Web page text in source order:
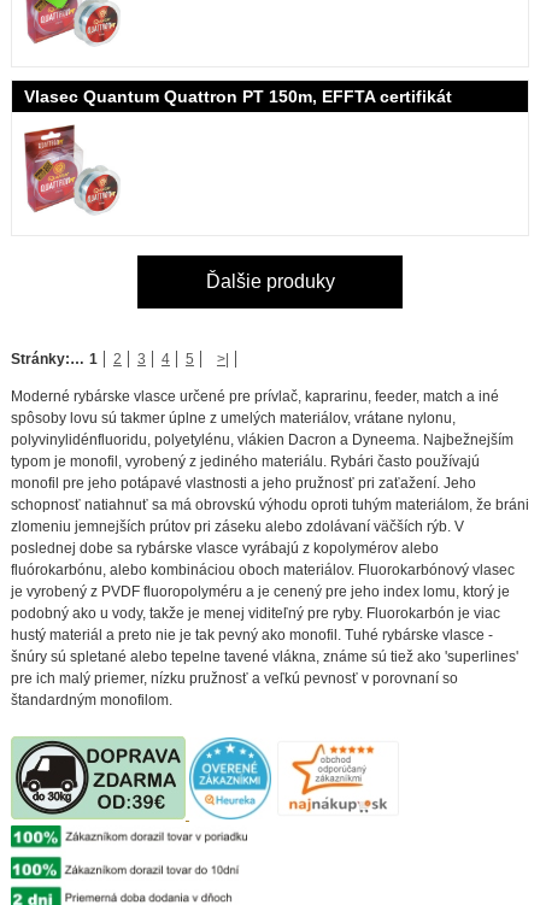
Vlasec Quantum Quattron PT 150m, EFFTA certifikát
Ďalšie produky
Stránky: 1 2 3 4 5
… >|
Moderné rybárske vlasce určené pre prívlač, kaprarinu, feeder, match a iné
spôsoby lovu sú takmer úplne z umelých materiálov, vrátane nylonu,
polyvinylidénfluoridu, polyetylénu, vlákien Dacron a Dyneema. Najbežnejším
typom je monofil, vyrobený z jediného materiálu. Rybári často používajú
monofil pre jeho potápavé vlastnosti a jeho pružnosť pri zaťažení. Jeho
schopnosť natiahnuť sa má obrovskú výhodu oproti tuhým materiálom, že bráni
zlomeniu jemnejších prútov pri záseku alebo zdolávaní väčších rýb. V
poslednej dobe sa rybárske vlasce vyrábajú z kopolymérov alebo
fluórokarbónu, alebo kombináciou oboch materiálov. Fluorokarbónový vlasec
je vyrobený z PVDF fluoropolyméru a je cenený pre jeho index lomu, ktorý je
podobný ako u vody, takže je menej viditeľný pre ryby. Fluorokarbón je viac
hustý materiál a preto nie je tak pevný ako monofil. Tuhé rybárske vlasce -
šnúry sú spletané alebo tepelne tavené vlákna, známe sú tiež ako 'superlines'
pre ich malý priemer, nízku pružnosť a veľkú pevnosť v porovnaní so
štandardným monofilom.